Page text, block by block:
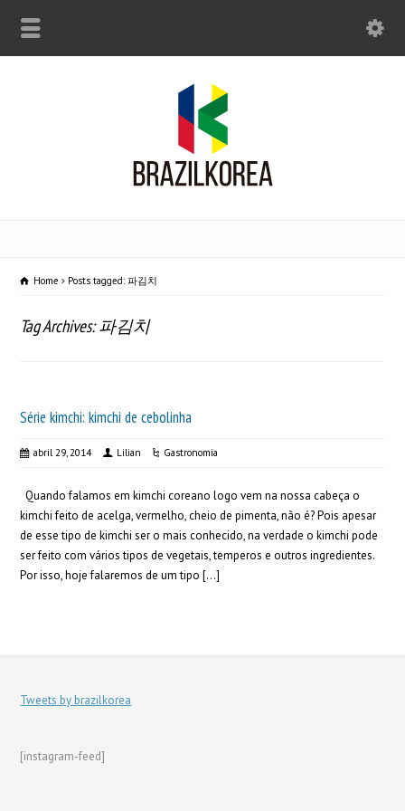
Home Posts tagged: 파김치
Tag Archives: 파김치
Série kimchi: kimchi de cebolinha
abril 29, 2014 Lilian Gastronomia
Quando falamos em kimchi coreano logo vem na nossa cabeça o
kimchi feito de acelga, vermelho, cheio de pimenta, não é? Pois apesar
de esse tipo de kimchi ser o mais conhecido, na verdade o kimchi pode
ser feito com vários tipos de vegetais, temperos e outros ingredientes.
Por isso, hoje falaremos de um tipo […]
Tweets by brazilkorea
[instagram-feed]